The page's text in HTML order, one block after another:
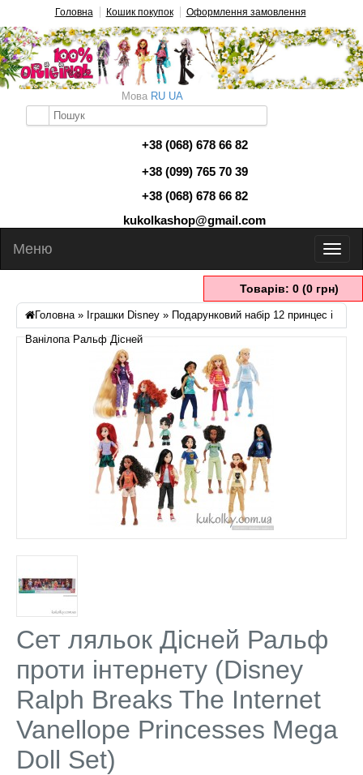
Головна Кошик покупок Оформлення замовлення
Мова RU UA
Товарів: 0 (0 грн)
+38 (068) 678 66 82
+38 (099) 765 70 39
+38 (068) 678 66 82
kukolkashop@gmail.com
Меню
Головна» Іграшки Disney » Подарунковий набір 12 принцес і
Ванілопа Ральф Дісней
Сет ляльок Дісней Ральф
проти інтернету (Disney
Ralph Breaks The Internet
Vanellope Princesses Mega
Doll Set)